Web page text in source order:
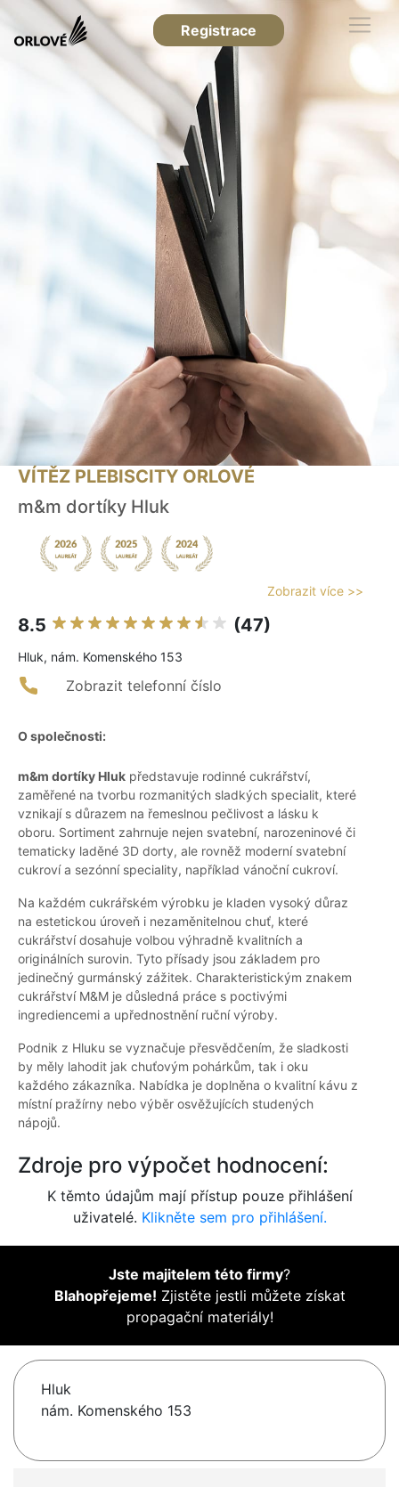
Registrace
VÍTĚZ PLEBISCITY ORLOVÉ
m&m dortíky Hluk
Zobrazit více >>
8.5 (47)
Hluk, nám. Komenského 153
Zobrazit telefonní číslo
O společnosti:
m&m dortíky Hluk představuje rodinné cukrářství,
zaměřené na tvorbu rozmanitých sladkých specialit, které
vznikají s důrazem na řemeslnou pečlivost a lásku k
oboru. Sortiment zahrnuje nejen svatební, narozeninové či
tematicky laděné 3D dorty, ale rovněž moderní svatební
cukroví a sezónní speciality, například vánoční cukroví.
Na každém cukrářském výrobku je kladen vysoký důraz
na estetickou úroveň i nezaměnitelnou chuť, které
cukrářství dosahuje volbou výhradně kvalitních a
originálních surovin. Tyto přísady jsou základem pro
jedinečný gurmánský zážitek. Charakteristickým znakem
cukrářství M&M je důsledná práce s poctivými
ingrediencemi a upřednostnění ruční výroby.
Podnik z Hluku se vyznačuje přesvědčením, že sladkosti
by měly lahodit jak chuťovým pohárkům, tak i oku
každého zákazníka. Nabídka je doplněna o kvalitní kávu z
místní pražírny nebo výběr osvěžujících studených
nápojů.
Zdroje pro výpočet hodnocení:
K těmto údajům mají přístup pouze přihlášení
uživatelé. Klikněte sem pro přihlášení.
Jste majitelem této firmy?
Blahopřejeme! Zjistěte jestli můžete získat
propagační materiály!
Hluk
nám. Komenského 153